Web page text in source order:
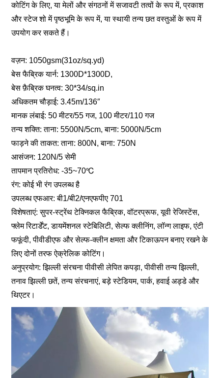
कोटिंग के लिए, या मेलों और संगठनों में सजावटी तत्वों के रूप में, प्रकाश
और स्टेज शो में पृष्ठभूमि के रूप में, या स्थायी तन्य छत वस्तुओं के रूप में
उपयोग कर सकते हैं।
वज़न: 1050gsm(31oz/sq.yd)
बेस फैब्रिक यार्न: 1300D*1300D,
बेस फ़ैब्रिक घनत्व: 30*34/sq.in
अधिकतम चौड़ाई: 3.45m/136″
मानक लंबाई: 50 मीटर/55 गज, 100 मीटर/110 गज
तन्य शक्ति: ताना: 5500N/5cm, बाना: 5000N/5cm
फाड़ने की ताकत: ताना: 800N, बाना: 750N
आसंजन: 120N/5 सेमी
तापमान प्रतिरोध: -35~70℃
रंग: कोई भी रंग उपलब्ध है
उपलब्ध एफआर: बी1/बी2/एनएफपीए 701
विशेषताएं: सुपर-स्ट्रेंथ टेक्निकल फैब्रिक, वॉटरप्रूफ, यूवी रेजिस्टेंस,
फ्लेम रिटार्डेंट, डायमेंशनल स्टेबिलिटी, सेल्फ क्लीनिंग, लॉन्ग लाइफ, एंटी
फफूंदी, पीवीडीएफ और सेल्फ-क्लीन क्षमता और टिकाऊपन बनाए रखने के
लिए दोनों तरफ ऐक्रेलिक कोटिंग।
अनुप्रयोग: झिल्ली संरचना पीवीसी लेपित कपड़ा, पीवीसी तन्य झिल्ली,
तनाव झिल्ली छतें, तन्य संरचनाएं, बड़े स्टेडियम, पार्क, हवाई अड्डे और
थिएटर।